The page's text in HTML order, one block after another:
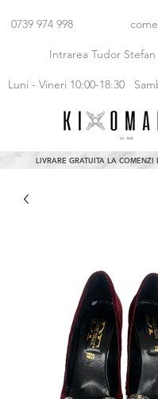
LIVRARE GRATUITA LA COMENZI
0739 974 998
Intrarea Tudor Stefan
Luni - Vineri 10:00-18:30